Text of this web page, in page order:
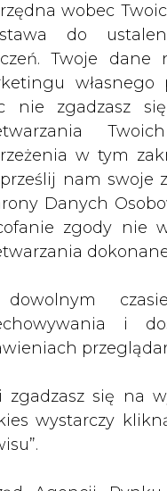
wobec
do
Twoje
własnego
nie zgadzasz
w tym
prześlij nam swoje
Danych
zgody nie
i
zgadzasz się na
wystarczy
PODPIS
Przesłanie
z portalu
treści
w Warszawie.
Państwa danych
prywatności.